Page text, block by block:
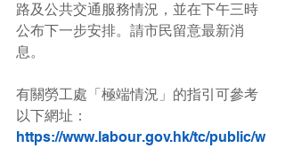
路及公共交通服務情況，並在下午三時
公布下一步安排。請市民留意最新消
息。
有關勞工處「極端情況」的指引可參考
以下網址：
https://www.labour.gov.hk/tc/public/w